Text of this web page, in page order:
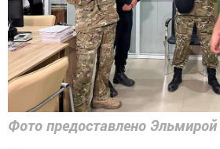
Фото предоставлено Эльмирой